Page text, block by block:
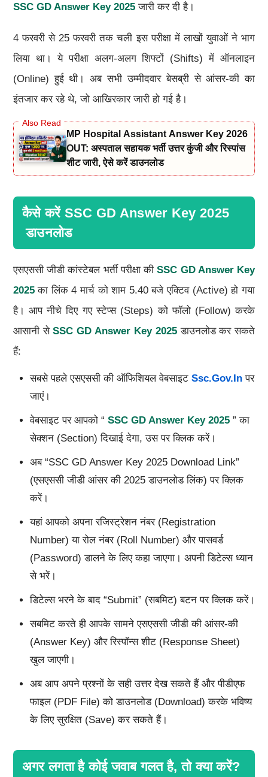
SSC GD Answer Key2025जारी कर दी है।
4 फरवरी से 25 फरवरी तक चली इस परीक्षा में लाखों युवाओं ने भाग
लिया था। ये परीक्षा अलग-अलग शिफ्टों (Shifts) में ऑनलाइन
(Online) हुई थी। अब सभी उम्मीदवार बेसब्री से आंसर-की का
इंतजार कर रहे थे, जो आखिरकार जारी हो गई है।
MP Hospital Assistant Answer Key 2026
OUT: अस्पताल सहायक भर्ती उत्तर कुंजी और रिस्पांस
शीट जारी, ऐसे करें डाउनलोड
कैसे करें SSC GD Answer Key 2025
डाउनलोड
एसएससी जीडी कांस्टेबल भर्ती परीक्षा कीSSC GD Answer Key
2025का लिंक 4 मार्च को शाम 5.40 बजे एक्टिव (Active) हो गया
है। आप नीचे दिए गए स्टेप्स (Steps) को फॉलो (Follow) करके
आसानी सेSSC GD Answer Key2025डाउनलोड कर सकते
हैं:
सबसे पहले एसएससी की ऑफिशियल वेबसाइट Ssc.gov.inपर
जाएं।
वेबसाइट पर आपको “ SSC GD Answer Key2025 ” का
सेक्शन (Section) दिखाई देगा, उस पर क्लिक करें।
अब “SSC GD Answer Key 2025 Download Link”
(एसएससी जीडी आंसर की 2025 डाउनलोड लिंक) पर क्लिक
करें।
यहां आपको अपना रजिस्ट्रेशन नंबर (Registration
Number) या रोल नंबर (Roll Number) और पासवर्ड
(Password) डालने के लिए कहा जाएगा। अपनी डिटेल्स ध्यान
से भरें।
डिटेल्स भरने के बाद “Submit” (सबमिट) बटन पर क्लिक करें।
सबमिट करते ही आपके सामने एसएससी जीडी की आंसर-की
(Answer Key) और रिस्पॉन्स शीट (Response Sheet)
खुल जाएगी।
अब आप अपने प्रश्नों के सही उत्तर देख सकते हैं और पीडीएफ
फाइल (PDF File) को डाउनलोड (Download) करके भविष्य
के लिए सुरक्षित (Save) कर सकते हैं।
अगर लगता है कोई जवाब गलत है, तो क्या करें?